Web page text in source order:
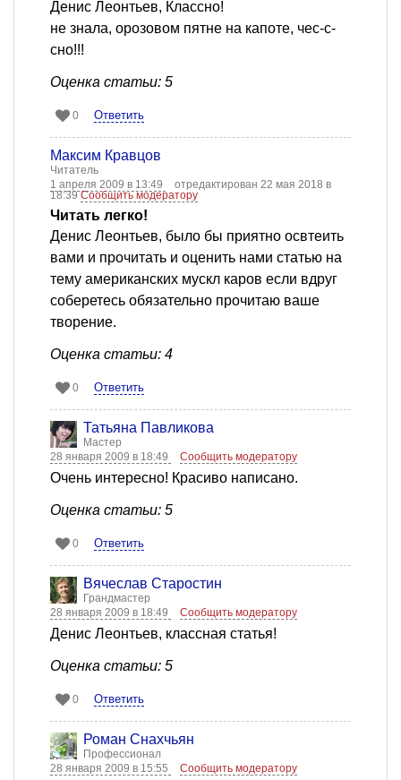
Денис Леонтьев, Классно!
не знала, орозовом пятне на капоте, чес-с-
сно!!!
Оценка статьи: 5
0 Ответить
Максим Кравцов
Читатель
1 апреля 2009 в 13:49
отредактирован 22 мая 2018 в
18:39Сообщить модератору
Читать легко!
Денис Леонтьев, было бы приятно освтеить
вами и прочитать и оценить нами статью на
тему американских мускл каров если вдруг
соберетесь обязательно прочитаю ваше
творение.
Оценка статьи: 4
0 Ответить
Татьяна Павликова
Мастер
28 января 2009 в 18:49
Сообщить модератору
Очень интересно! Красиво написано.
Оценка статьи: 5
0 Ответить
Вячеслав Старостин
Грандмастер
28 января 2009 в 18:49
Сообщить модератору
Денис Леонтьев, классная статья!
Оценка статьи: 5
0 Ответить
Роман Снахчьян
Профессионал
28 января 2009 в 15:55
Сообщить модератору